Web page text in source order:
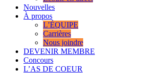
Nouvelles
À propos
L’ÉQUIPE
Carrières
Nous joindre
DEVENIR MEMBRE
Concours
L’AS DE COEUR